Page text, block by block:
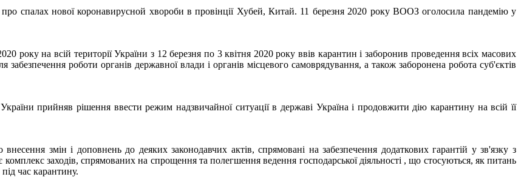
про спалах нової коронавирусной хвороби в провінції Хубей, Китай. 11 березня 2020 року ВООЗ оголосила пандемію у
року на всій території України з 12 березня по 3 квітня 2020 року ввів карантин і заборонив проведення всіх масових
забезпечення роботи органів державної влади і органів місцевого самоврядування, а також заборонена робота суб'єктів
прийняв рішення ввести режим надзвичайної ситуації в державі Україна і продовжити дію карантину на всій її
змін і доповнень до деяких законодавчих актів, спрямовані на забезпечення додаткових гарантій у зв'язку з
заходів, спрямованих на спрощення та полегшення ведення господарської діяльності , що стосуються, як питань
час карантину.